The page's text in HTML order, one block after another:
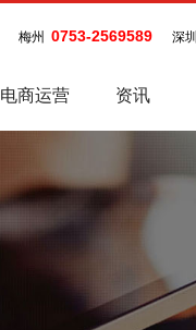
梅州 0753-2569589 深圳
电商运营 资讯